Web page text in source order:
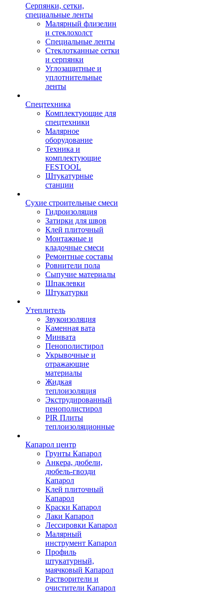
Серпянки, сетки,
специальные ленты
Малярный флизелин
и стеклохолст
Специальные ленты
Стеклотканные сетки
и серпянки
Углозащитные и
уплотнительные
ленты
Спецтехника
Комплектующие для
спецтехники
Малярное
оборудование
Техника и
комплектующие
FESTOOL
Штукатурные
станции
Сухие строительные смеси
Гидроизоляция
Затирки для швов
Клей плиточный
Монтажные и
кладочные смеси
Ремонтные составы
Ровнители пола
Сыпучие материалы
Шпаклевки
Штукатурки
Утеплитель
Звукоизоляция
Каменная вата
Минвата
Пенополистирол
Укрывочные и
отражающие
материалы
Жидкая
теплоизоляция
Экструдированный
пенополистирол
PIR Плиты
теплоизоляционные
Капарол центр
Грунты Капарол
Анкера, дюбели,
дюбель-гвозди
Капарол
Клей плиточный
Капарол
Краски Капарол
Лаки Капарол
Лессировки Капарол
Малярный
инструмент Капарол
Профиль
штукатурный,
маячковый Капарол
Растворители и
очистители Капарол